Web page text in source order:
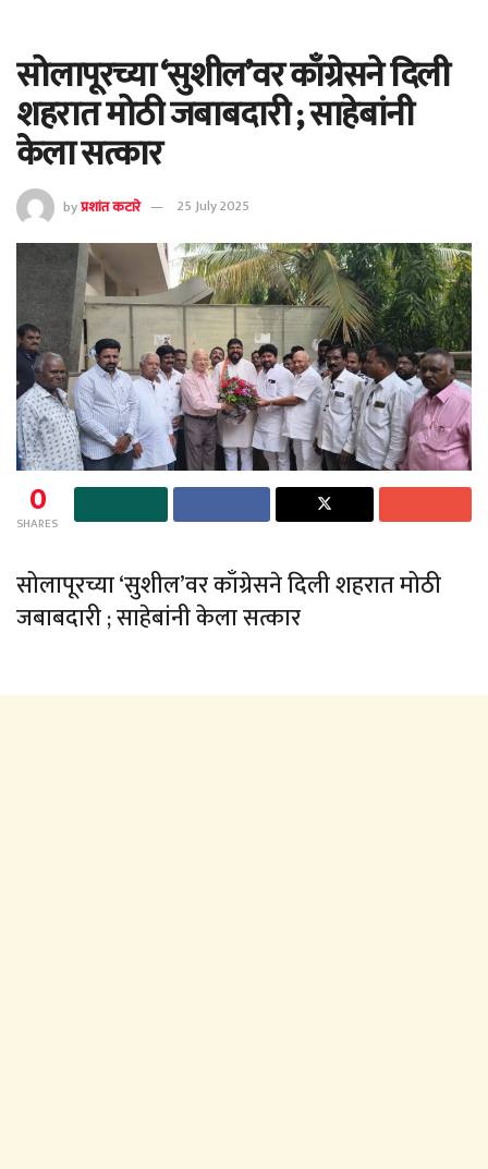
सोलापूरच्या ‘सुशील’वर काँग्रेसने दिली
शहरात मोठी जबाबदारी ; साहेबांनी
केला सत्कार
byप्रशांत कटारे 25 July 2025
0
SHARES
सोलापूरच्या ‘सुशील’वर काँग्रेसने दिली शहरात मोठी
जबाबदारी ; साहेबांनी केला सत्कार